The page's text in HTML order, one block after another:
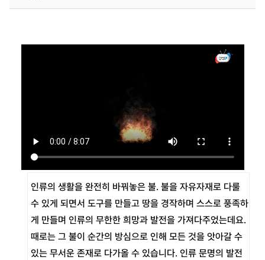
인류의 생활을 완전히 바꿔놓은 불. 불을 자유자재로 다룰
수 있게 되면서 도구를 만들고 땅을 경작하며 스스로 풍족하
게 만들며 인류의 무한한 희망과 발전을 가져다주었는데요.
때로는 그 불이 순간의 방심으로 인해 모든 것을 앗아갈 수
있는 무서운 존재로 다가올 수 있습니다. 인류 문명의 발전